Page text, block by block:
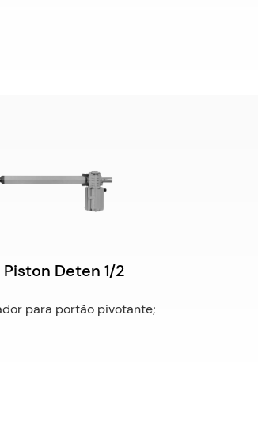
Piston Deten 1/2
para portão pivotante;